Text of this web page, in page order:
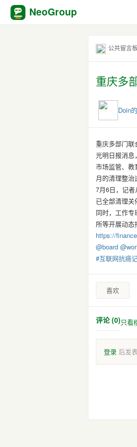
NeoGroup
公共留言
重庆多
Doin
重庆多部门联
光明日报消息
市场监管、教
月的清理整治
7月6日，记
已全部清理关
同时，工作
所等开展动态
https://
@board @
#互联网抗癌
喜欢
评论 (0)只看
登录 后发